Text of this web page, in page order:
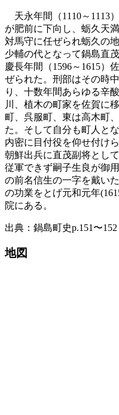
天永年間（1110～1113
が肥前に下向し、蛎久天
対馬守に任ぜられ蛎久の
少輔の代となって鍋島直
慶長年間（1596～1615）
ぜられた。刑部はその時
り、十数年間あらゆる辛
川、植木の町家を佐賀に
町、呉服町、東は高木町
た。そして自分も町人と
内密に目付役を仰せ付け
朝鮮出兵に直茂副将とし
従軍できず嗣子生良が御
の前名信生の一字を戴い
の功業をとげ元和元年
院にある。
出典：鍋島町史p.151〜152
地図